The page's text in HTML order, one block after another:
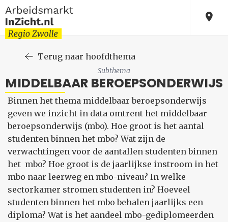
Terug naar hoofdthema
Subthema
MIDDELBAAR BEROEPSONDERWIJS
Binnen het thema middelbaar beroepsonderwijs
geven we inzicht in data omtrent het middelbaar
beroepsonderwijs (mbo). Hoe groot is het aantal
studenten binnen het mbo? Wat zijn de
verwachtingen voor de aantallen studenten binnen
het mbo? Hoe groot is de jaarlijkse instroom in het
mbo naar leerweg en mbo-niveau? In welke
sectorkamer stromen studenten in? Hoeveel
studenten binnen het mbo behalen jaarlijks een
diploma? Wat is het aandeel mbo-gediplomeerden